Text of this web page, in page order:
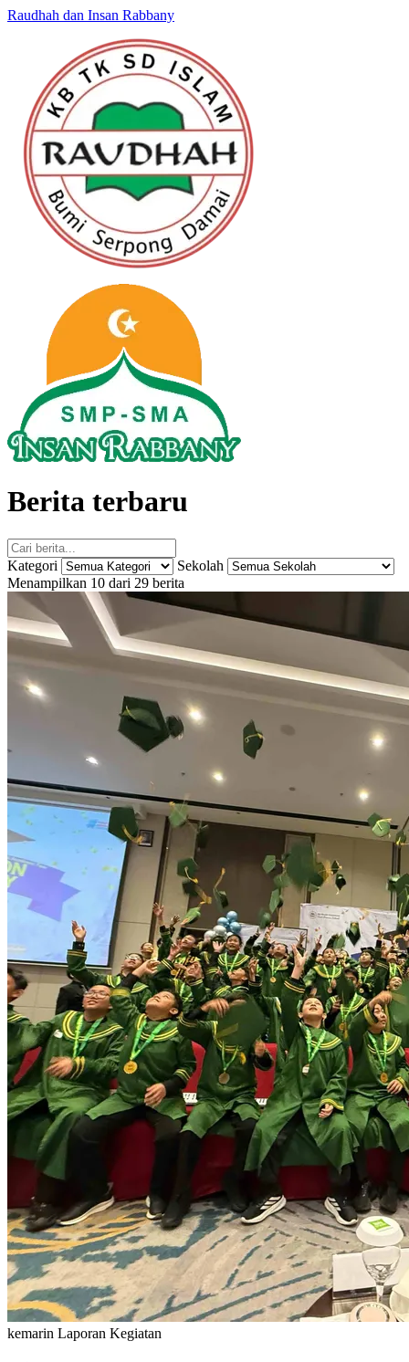
Raudhah dan Insan Rabbany
Berita terbaru
Kategori
Sekolah
Menampilkan 10 dari 29 berita
kemarin Laporan Kegiatan